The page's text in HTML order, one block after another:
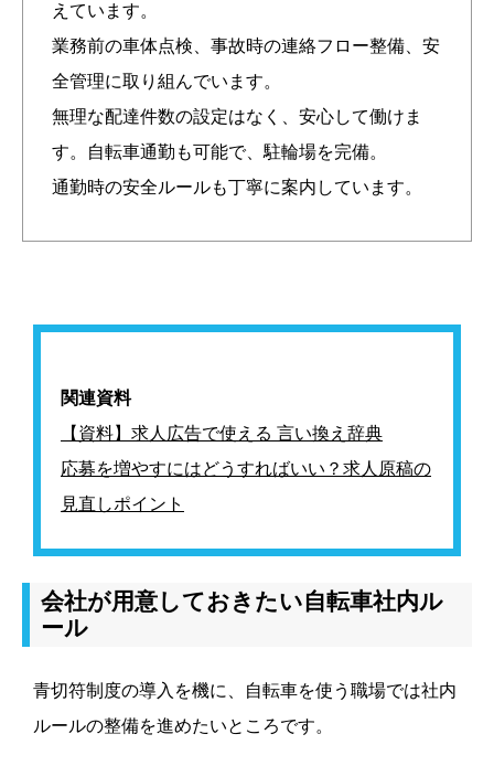
えています。
業務前の車体点検、事故時の連絡フロー整備、安
全管理に取り組んでいます。
無理な配達件数の設定はなく、安心して働けま
す。自転車通勤も可能で、駐輪場を完備。
通勤時の安全ルールも丁寧に案内しています。
関連資料
【資料】求人広告で使える 言い換え辞典
応募を増やすにはどうすればいい？求人原稿の
見直しポイント
会社が用意しておきたい自転車社内ル
ール
青切符制度の導入を機に、自転車を使う職場では社内
ルールの整備を進めたいところです。